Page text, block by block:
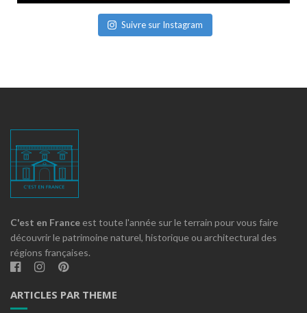
Suivre sur Instagram
C'est en France est toute l'année sur le terrain pour vous faire
découvrir le patrimoine naturel, historique ou architectural des
régions françaises.
ARTICLES PAR THEME